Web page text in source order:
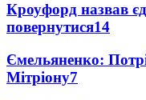
Кроуфорд назвав
повернутися14
Ємельяненко:
Мітріону7